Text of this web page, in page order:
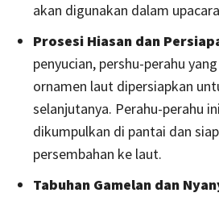
akan digunakan dalam
Prosesi Hiasan dan
penyucian, pershu-perahu
ornamen laut dipersiapkan
selanjutanya. Perahu-perahu
dikumpulkan di pantai dan
persembahan ke laut.
Tabuhan Gamelan dan